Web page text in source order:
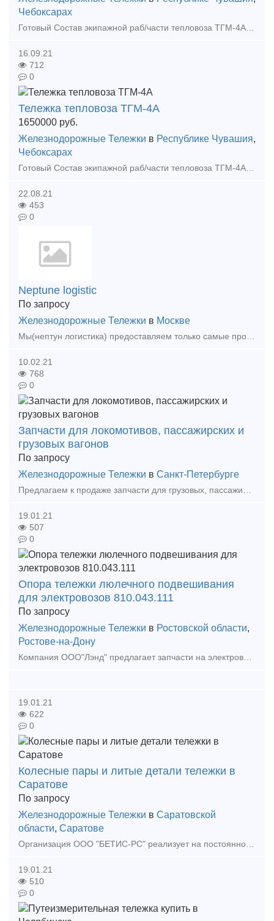
Чебоксарах
16.09.21
712
0
Тележка тепловоза ТГМ-4А
1650000 руб.
Железнодорожные Тележки в Республике Чувашия,
Чебоксарах
Готовый Состав экипажной раб/части тепловоза ТГМ-4А в отличном состоянии, с разбора тепловоза. Колесные пары: после обточки и освидетельствования, бандаж от 70 мм. Стоимость 1 650 000. М
22.08.21
453
0
Neptune logistic
По запросу
Железнодорожные Тележки в Москве
Мы(нептун логистика) предоставляем только самые профессиональные и эффективные логистические услуги. Наша компания занимается международными ж.д мультимодальными грузоперевозками(контейнер)
10.02.21
768
0
Запчасти для локомотивов, пассажирских и
грузовых вагонов
По запросу
Железнодорожные Тележки в Санкт-Петербурге
Предлагаем к продаже запчасти для грузовых, пассажирских вагонов, а также к тяговому подвижному составу. Имеет прямые договора с крупнейшими производителями, обширную номенклатуру. Подбере
19.01.21
507
0
Опора тележки люлечного подвешивания
для электровозов 810.043.111
По запросу
Железнодорожные Тележки в Ростовской области,
Ростове-на-Дону
Компания ООО"Лэнд" предлагает запчасти на электровозы завода НЭВЗ: ВЛ,ЭП,ЭС,НП,ОПЭ,ЭД. Мы внимательно и оперативно рассматриваем все заявки. Наименование Чертеж кол-во опо
19.01.21
622
0
Колесные пары и литые детали тележки в
Саратове
По запросу
Железнодорожные Тележки в Саратовской
области, Саратове
Организация ООО "БЕТИС-РС" реализует на постоянной основе колесные пары СОНК, а так же готовы предложить колесные пары после полного освидетельствования с толщиной обода от 30 мм., л
19.01.21
510
0